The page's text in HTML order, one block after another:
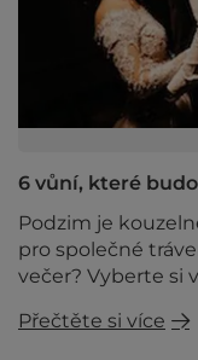
6 vůní, které
Podzim je
pro společné
večer? Vyberte si
Přečtěte si více